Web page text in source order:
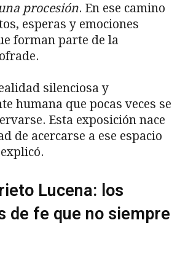
procesión. En ese camino
esperas y emociones
forman parte de la
silenciosa y
humana que pocas veces se
Esta exposición nace
de acercarse a ese espacio
Lucena: los
de fe que no siempre